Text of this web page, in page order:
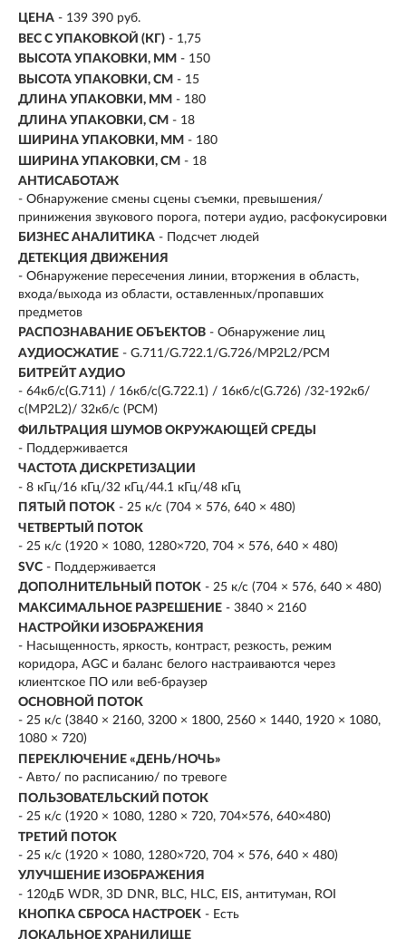
ЦЕНА - 139 390 руб.
ВЕС С УПАКОВКОЙ (КГ) - 1,75
ВЫСОТА УПАКОВКИ, ММ - 150
ВЫСОТА УПАКОВКИ, СМ - 15
ДЛИНА УПАКОВКИ, ММ - 180
ДЛИНА УПАКОВКИ, СМ - 18
ШИРИНА УПАКОВКИ, ММ - 180
ШИРИНА УПАКОВКИ, СМ - 18
АНТИСАБОТАЖ
- Обнаружение смены сцены съемки, превышения/
принижения звукового порога, потери аудио, расфокусировки
БИЗНЕС АНАЛИТИКА - Подсчет людей
ДЕТЕКЦИЯ ДВИЖЕНИЯ
- Обнаружение пересечения линии, вторжения в область,
входа/выхода из области, оставленных/пропавших
предметов
РАСПОЗНАВАНИЕ ОБЪЕКТОВ - Обнаружение лиц
АУДИОСЖАТИЕ - G.711/G.722.1/G.726/MP2L2/PCM
БИТРЕЙТ АУДИО
- 64кб/с(G.711) / 16кб/с(G.722.1) / 16кб/с(G.726) /32-192кб/
с(MP2L2)/ 32кб/с (PCM)
ФИЛЬТРАЦИЯ ШУМОВ ОКРУЖАЮЩЕЙ СРЕДЫ
- Поддерживается
ЧАСТОТА ДИСКРЕТИЗАЦИИ
- 8 кГц/16 кГц/32 кГц/44.1 кГц/48 кГц
ПЯТЫЙ ПОТОК - 25 к/с (704 × 576, 640 × 480)
ЧЕТВЕРТЫЙ ПОТОК
- 25 к/с (1920 × 1080, 1280×720, 704 × 576, 640 × 480)
SVC - Поддерживается
ДОПОЛНИТЕЛЬНЫЙ ПОТОК - 25 к/с (704 × 576, 640 × 480)
МАКСИМАЛЬНОЕ РАЗРЕШЕНИЕ - 3840 × 2160
НАСТРОЙКИ ИЗОБРАЖЕНИЯ
- Насыщенность, яркость, контраст, резкость, режим
коридора, AGC и баланс белого настраиваются через
клиентское ПО или веб-браузер
ОСНОВНОЙ ПОТОК
- 25 к/с (3840 × 2160, 3200 × 1800, 2560 × 1440, 1920 × 1080,
1080 × 720)
ПЕРЕКЛЮЧЕНИЕ «ДЕНЬ/НОЧЬ»
- Авто/ по расписанию/ по тревоге
ПОЛЬЗОВАТЕЛЬСКИЙ ПОТОК
- 25 к/с (1920 × 1080, 1280 × 720, 704×576, 640×480)
ТРЕТИЙ ПОТОК
- 25 к/с (1920 × 1080, 1280×720, 704 × 576, 640 × 480)
УЛУЧШЕНИЕ ИЗОБРАЖЕНИЯ
- 120дБ WDR, 3D DNR, BLC, HLC, EIS, антитуман, ROI
КНОПКА СБРОСА НАСТРОЕК - Есть
ЛОКАЛЬНОЕ ХРАНИЛИЩЕ